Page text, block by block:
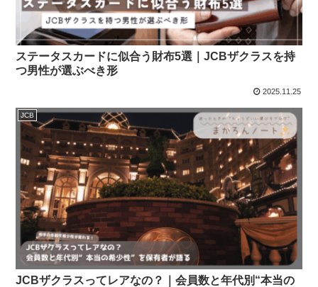
ステータスカードに似合う財布5選｜JCBザクラスを持
つ男性が選ぶべき形
2025.11.25
JCB
JCBザクラスってレアなの？｜会員数と年代別“本当の